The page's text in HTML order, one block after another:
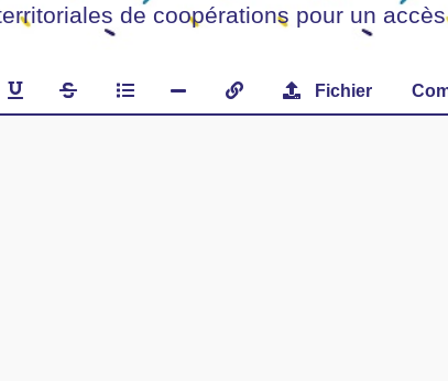
de coopérations pour un
Fichier